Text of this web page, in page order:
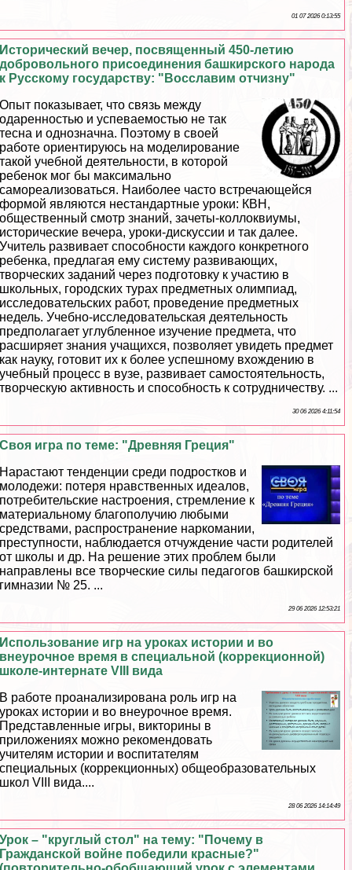
01 07 2026 0:13:55
Исторический вечер, посвященный 450-летию
добровольного присоединения башкирского народа
к Русскому государству: "Восславим отчизну"
Опыт показывает, что связь между
одаренностью и успеваемостью не так
тесна и однозначна. Поэтому в своей
работе ориентируюсь на моделирование
такой учебной деятельности, в которой
ребенок мог бы максимально
самореализоваться. Наиболее часто встречающейся
формой являются нестандартные уроки: КВН,
общественный смотр знаний, зачеты-коллоквиумы,
исторические вечера, уроки-дискуссии и так далее.
Учитель развивает способности каждого конкретного
ребенка, предлагая ему систему развивающих,
творческих заданий через подготовку к участию в
школьных, городских турах предметных олимпиад,
исследовательских работ, проведение предметных
недель. Учебно-исследовательская деятельность
предполагает углубленное изучение предмета, что
расширяет знания учащихся, позволяет увидеть предмет
как науку, готовит их к более успешному вхождению в
учебный процесс в вузе, развивает самостоятельность,
творческую активность и способность к сотрудничеству. ...
30 06 2026 4:11:54
Своя игра по теме: "Древняя Греция"
Нарастают тенденции среди подростков и
молодежи: потеря нравственных идеалов,
потребительские настроения, стремление к
материальному благополучию любыми
средствами, распространение наркомании,
преступности, наблюдается отчуждение части родителей
от школы и др. На решение этих проблем были
направлены все творческие силы педагогов башкирской
гимназии № 25. ...
29 06 2026 12:53:21
Использование игр на уроках истории и во
внеурочное время в специальной (коррекционной)
школе-интернате VIII вида
В работе проанализирована роль игр на
уроках истории и во внеурочное время.
Представленные игры, викторины в
приложениях можно рекомендовать
учителям истории и воспитателям
специальных (коррекционных) общеобразовательных
школ VIII вида....
28 06 2026 14:14:49
Урок – "круглый стол" на тему: "Почему в
Гражданской войне победили красные?"